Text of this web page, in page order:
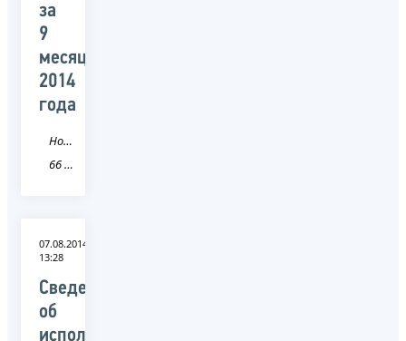
за
9
месяцев
2014
года
Новость
66 Свердловская область
07.08.2014
13:28
Сведения
об
исполнении